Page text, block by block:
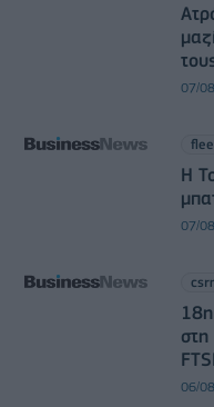
07/
Η
07/
στη
06/